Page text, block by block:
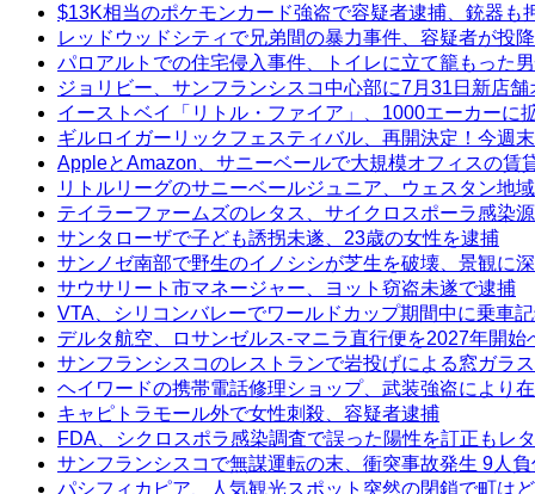
$13K相当のポケモンカード強盗で容疑者逮捕、銃器も
レッドウッドシティで兄弟間の暴力事件、容疑者が投降
パロアルトでの住宅侵入事件、トイレに立て籠もった
ジョリビー、サンフランシスコ中心部に7月31日新店舗
イーストベイ「リトル・ファイア」、1000エーカーに
ギルロイガーリックフェスティバル、再開決定！今週
AppleとAmazon、サニーベールで大規模オフィスの賃
リトルリーグのサニーベールジュニア、ウェスタン地
テイラーファームズのレタス、サイクロスポーラ感染
サンタローザで子ども誘拐未遂、23歳の女性を逮捕
サンノゼ南部で野生のイノシシが芝生を破壊、景観に
サウサリート市マネージャー、ヨット窃盗未遂で逮捕
VTA、シリコンバレーでワールドカップ期間中に乗車
デルタ航空、ロサンゼルス-マニラ直行便を2027年開始
サンフランシスコのレストランで岩投げによる窓ガラ
ヘイワードの携帯電話修理ショップ、武装強盗により
キャピトラモール外で女性刺殺、容疑者逮捕
FDA、シクロスポラ感染調査で誤った陽性を訂正もレ
サンフランシスコで無謀運転の末、衝突事故発生 9人負
パシフィカピア、人気観光スポット突然の閉鎖で町は